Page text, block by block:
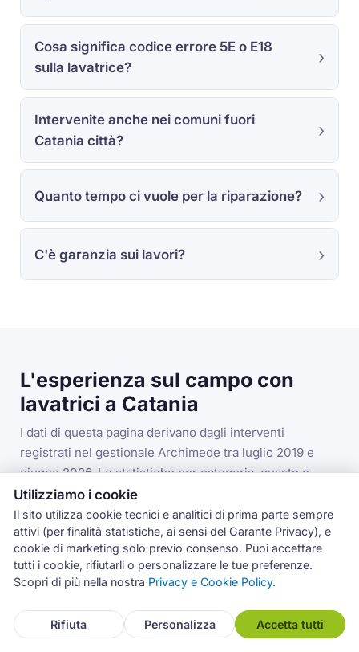
Cosa significa codice errore 5E o E18
sulla lavatrice?
Intervenite anche nei comuni fuori
Catania città?
Quanto tempo ci vuole per la riparazione?
C'è garanzia sui lavori?
L'esperienza sul campo con
lavatrici a Catania
I dati di questa pagina derivano dagli interventi
registrati nel gestionale Archimede tra luglio 2019 e
giugno 2026. Le statistiche per categoria, guasto e
codice errore si riferiscono alla categoria lavatrici nella
provincia di Catania.
3.993
Utilizziamo i cookie
Il sito utilizza cookie tecnici e analitici di prima parte sempre
attivi (per finalità statistiche, ai sensi del Garante Privacy), e
cookie di marketing solo previo consenso. Puoi accettare
tutti i cookie, rifiutarli o personalizzare le tue preferenze.
Scopri di più nella nostra Privacy e Cookie Policy.
Rifiuta Personalizza Accetta tutti